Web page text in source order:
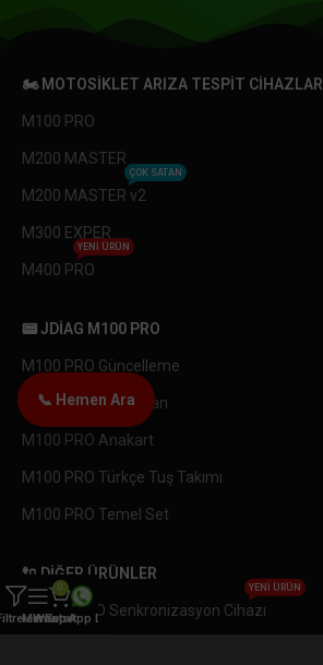
🏍️ MOTOSIKLET ARIZA TESPIT CIHAZLARI
M100 PRO
M200 MASTER
M200 MASTER v2
ÇOK SATAN
M300 EXPER
M400 PRO
YENI ÜRÜN
📟 JDIAG M100 PRO
M100 PRO Güncelleme
M100 PRO LCD Ekran
M100 PRO Anakart
M100 PRO Türkçe Tuş Takımı
M100 PRO Temel Set
🔌 DIĞER ÜRÜNLER
OBDEMOTO Senkronizasyon Cihazı
YENI ÜRÜN
Menü
0
Sepet
WhatsApp Destek
📞 Hemen Ara